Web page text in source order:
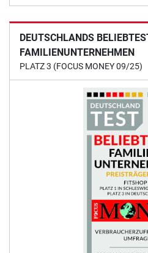
DEUTSCHLANDS
FAMILIENUNTERNEHMEN
PLATZ 3 (FOCUS MONEY 09/25)